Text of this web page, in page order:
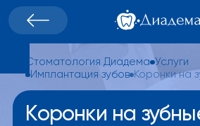
Стоматология Диадема Услуги
Имплантация зубов Коронки на
Коронки на